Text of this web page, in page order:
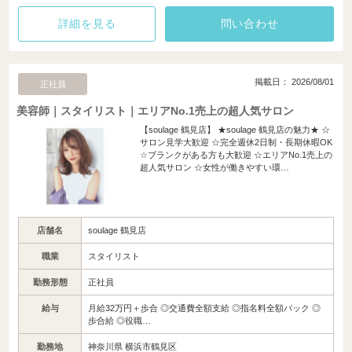
詳細を見る 問い合わせ
正社員 掲載日： 2026/08/01
美容師｜スタイリスト｜エリアNo.1売上の超人気サロン
【soulage 鶴見店】 ★soulage 鶴見店の魅力★ ☆
サロン見学大歓迎 ☆完全週休2日制・長期休暇OK
☆ブランクがある方も大歓迎 ☆エリアNo.1売上の
超人気サロン ☆女性が働きやすい環…
店舗名 soulage 鶴見店
職業 スタイリスト
勤務形態 正社員
給与
月給32万円＋歩合 ◎交通費全額支給 ◎指名料全額バック ◎
歩合給 ◎役職…
勤務地 神奈川県 横浜市鶴見区